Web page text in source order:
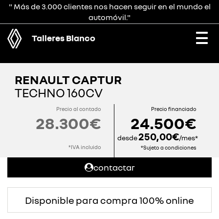
" Más de 3.000 clientes nos hacen seguir en el mundo el
automóvil."
Talleres Blanco
RENAULT CAPTUR
TECHNO 160CV
Precio al contado
28.300€
*IVA incluido
Precio financiado
24.500€
desde250,00€/mes*
*Sujeto a condiciones
contactar
Disponible para compra 100% online